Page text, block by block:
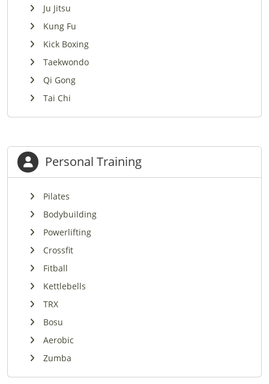
Ju Jitsu
Kung Fu
Kick Boxing
Taekwondo
Qi Gong
Tai Chi
Personal Training
Pilates
Bodybuilding
Powerlifting
Crossfit
Fitball
Kettlebells
TRX
Bosu
Aerobic
Zumba